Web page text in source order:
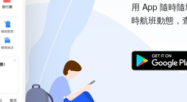
用 App 隨時
時航班動態，